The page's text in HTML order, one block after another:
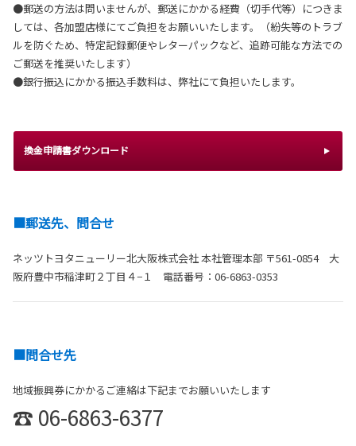
●郵送の方法は問いませんが、郵送にかかる経費（切手代等）につきま
しては、各加盟店様にてご負担をお願いいたします。（紛失等のトラブ
ルを防ぐため、特定記録郵便やレターパックなど、追跡可能な方法での
ご郵送を推奨いたします）
●銀行振込にかかる振込手数料は、弊社にて負担いたします。
換金申請書ダウンロード
■郵送先、問合せ
ネッツトヨタニューリー北大阪株式会社 本社管理本部 〒561-0854 大
阪府豊中市稲津町２丁目４−１ 電話番号：06-6863-0353
■問合せ先
地域振興券にかかるご連絡は下記までお願いいたします
☎ 06-6863-6377